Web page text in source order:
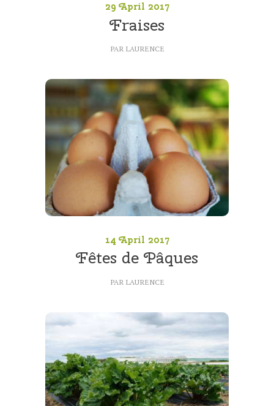
29 April 2017
Fraises
PAR LAURENCE
14 April 2017
Fêtes de Pâques
PAR LAURENCE